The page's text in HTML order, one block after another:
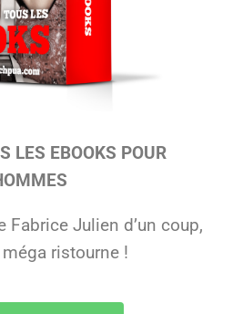
LES EBOOKS POUR
Fabrice Julien d’un coup,
ristourne !